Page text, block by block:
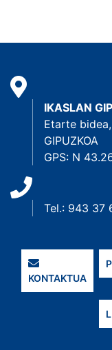
IKASLAN
Etarte
GIPUZKOA
GPS: N
Tel.: 943 37
KONTAKTUA